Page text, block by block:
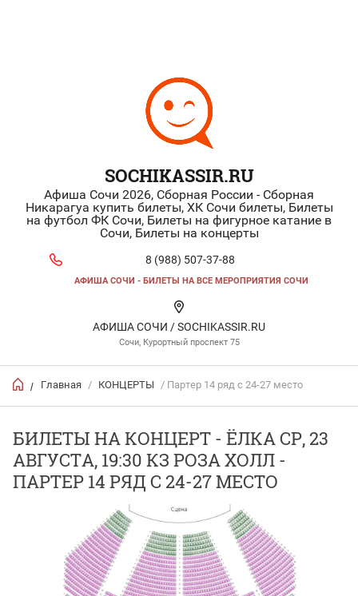
SOCHIKASSIR.RU
Афиша Сочи 2026, Сборная России - Сборная
Никарагуа купить билеты, ХК Сочи билеты, Билеты
на футбол ФК Сочи, Билеты на фигурное катание в
Сочи, Билеты на концерты
8 (988) 507-37-88
АФИША СОЧИ - БИЛЕТЫ НА ВСЕ МЕРОПРИЯТИЯ СОЧИ
АФИША СОЧИ / SOCHIKASSIR.RU
Сочи, Курортный проспект 75
/ Главная / КОНЦЕРТЫ / Партер 14 ряд с 24-27 место
БИЛЕТЫ НА КОНЦЕРТ - ЁЛКА СР, 23
АВГУСТА, 19:30 КЗ РОЗА ХОЛЛ -
ПАРТЕР 14 РЯД С 24-27 МЕСТО